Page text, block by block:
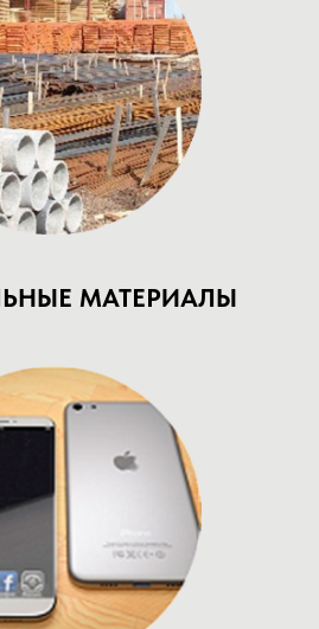
МАТЕРИАЛЫ